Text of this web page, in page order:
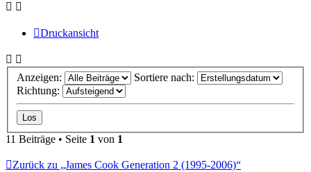
Druckansicht
Anzeigen:
Sortiere nach:
Richtung:
11 Beiträge • Seite 1 von 1
Zurück zu „James Cook Generation 2 (1995-2006)“